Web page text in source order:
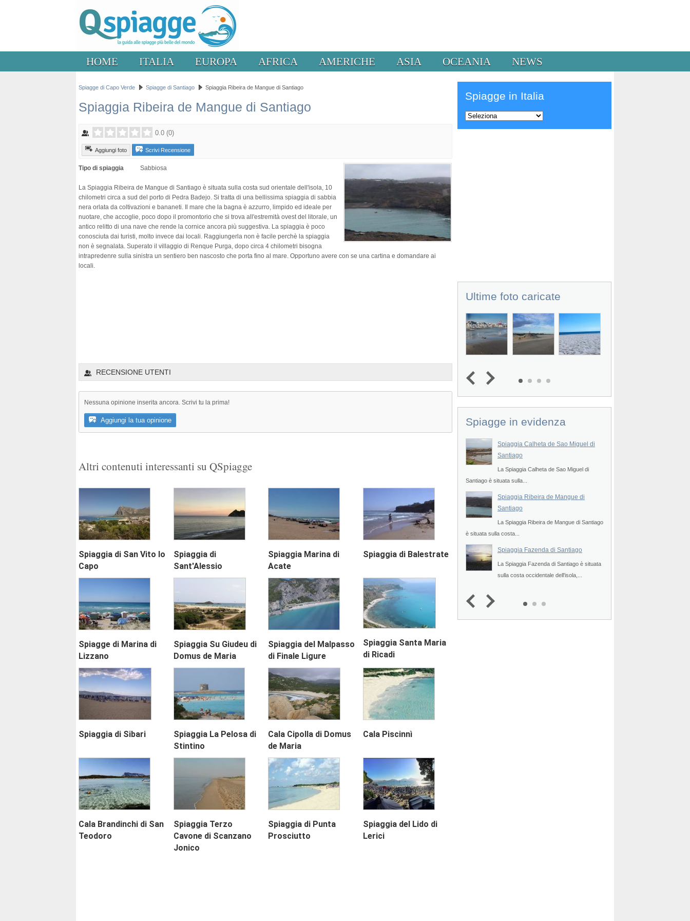
HOME ITALIA EUROPA AFRICA AMERICHE ASIA OCEANIA NEWS
Spiagge di Capo Verde Spiagge di Santiago Spiaggia Ribeira de Mangue di Santiago
Spiaggia Ribeira de Mangue di Santiago
0.0 (0)
Aggiungi foto Scrivi Recensione
Tipo di spiaggia Sabbiosa
La Spiaggia Ribeira de Mangue di Santiago è situata sulla costa sud orientale dell'isola, 10
chilometri circa a sud del porto di Pedra Badejo. Si tratta di una bellissima spiaggia di sabbia
nera orlata da coltivazioni e bananeti. Il mare che la bagna è azzurro, limpido ed ideale per
nuotare, che accoglie, poco dopo il promontorio che si trova all'estremità ovest del litorale, un
antico relitto di una nave che rende la cornice ancora più suggestiva. La spiaggia è poco
conosciuta dai turisti, molto invece dai locali. Raggiungerla non è facile perchè la spiaggia
non è segnalata. Superato il villaggio di Renque Purga, dopo circa 4 chilometri bisogna
intrapredenre sulla sinistra un sentiero ben nascosto che porta fino al mare. Opportuno avere con se una cartina e domandare ai
locali.
RECENSIONE UTENTI
Nessuna opinione inserita ancora. Scrivi tu la prima!
Aggiungi la tua opinione
Altri contenuti interessanti su QSpiagge
Spiaggia di San Vito lo
Capo
Spiaggia di
Sant'Alessio
Spiaggia Marina di
Acate
Spiaggia di Balestrate
Spiagge di Marina di
Lizzano
Spiaggia Su Giudeu di
Domus de Maria
Spiaggia del Malpasso
di Finale Ligure
Spiaggia Santa Maria
di Ricadi
Spiaggia di Sibari
Spiaggia La Pelosa di
Stintino
Cala Cipolla di Domus
de Maria
Cala Piscinnì
Cala Brandinchi di San
Teodoro
Spiaggia Terzo
Cavone di Scanzano
Jonico
Spiaggia di Punta
Prosciutto
Spiaggia del Lido di
Lerici
Spiagge in Italia
Ultime foto caricate
Spiagge in evidenza
La Spiaggia Sao Francisco di Santiago è
situata sulla costa orientale...
Spiaggia Tarrafal di Santiago
La Spiaggia Tarrafal di Santiago è situata
sulla costa settentrionale dell'isola,...
Spiaggia Calheta de Sao Miguel di
Santiago
La Spiaggia Calheta de Sao Miguel di
Santiago è situata sulla...
Spiaggia Ribeira de Mangue di
Santiago
La Spiaggia Ribeira de Mangue di Santiago
è situata sulla costa...
Spiaggia Fazenda di Santiago
La Spiaggia Fazenda di Santiago è situata
sulla costa occidentale dell'isola,...
Next